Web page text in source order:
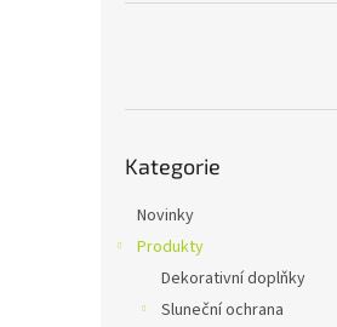
kategorie
Kategorie
Novinky
Produkty
Dekorativní doplňky
Sluneční ochrana